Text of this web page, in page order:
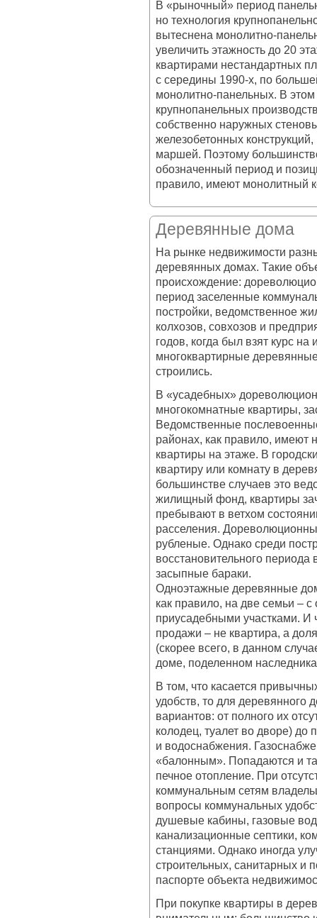
В «рыночный» период
но технология
вытеснена монолитно-
увеличить этажность до 20
квартирами нестандартных
с середины 1990-х, по
монолитно-панельных. В
крупнопанельных
собственно наружных
железобетонных
маршей. Поэтому
обозначенный период и
правило, имеют монолитный
Деревянные дома
На рынке недвижимости
деревянных домах. Такие
происхождение:
период заселенные
постройки, ведомственное
колхозов, совхозов и
годов, когда был взят курс
многоквартирные
строились.
В «усадебных»
многокомнатные квартиры,
Ведомственные
районах, как правило, имеют
квартиры на этаже. В
квартиру или комнату в
большинстве случаев это
жилищный фонд, квартиры
пребывают в ветхом
расселения.
рубленые. Однако среди
восстановительного
засыпные бараки.
Одноэтажные деревянные
как правило, на две семьи –
приусадебными участками. И
продажи – не квартира, а
(скорее всего, в данном
доме, поделенном
В том, что касается
удобств, то для деревянного
вариантов: от полного их
колодец, туалет во дворе) до
и водоснабжения.
«балонным». Попадаются и
печное отопление. При
коммунальным сетям
вопросы коммунальных
душевые кабины, газовые
канализационные септики,
станциями. Однако иногда
строительных, санитарных и
паспорте объекта
При покупке квартиры в